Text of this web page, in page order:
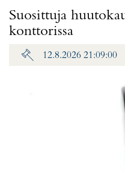
Suosittuja
konttorissa
12.8.2026 21:09:00